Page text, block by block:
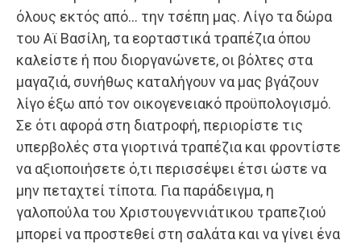
όλους εκτός από… την τσέπη μας. Λίγο τα δώρα
του Αϊ Βασίλη, τα εορταστικά τραπέζια όπου
καλείστε ή που διοργανώνετε, οι βόλτες στα
μαγαζιά, συνήθως καταλήγουν να μας βγάζουν
λίγο έξω από τον οικογενειακό προϋπολογισμό.
Σε ότι αφορά στη διατροφή, περιορίστε τις
υπερβολές στα γιορτινά τραπέζια και φροντίστε
να αξιοποιήσετε ό,τι περισσέψει έτσι ώστε να
μην πεταχτεί τίποτα. Για παράδειγμα, η
γαλοπούλα του Χριστουγεννιάτικου τραπεζιού
μπορεί να προστεθεί στη σαλάτα και να γίνει ένα